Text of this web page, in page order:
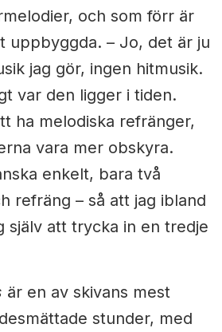
och som förr är
uppbyggda. –Jo, det är ju
jag gör, ingen hitmusik.
var den ligger i tiden.
ha melodiska refränger,
vara mer obskyra.
enkelt, bara två
refräng – så att jag ibland
själv att trycka in en tredje
är en av skivans mest
stunder, med